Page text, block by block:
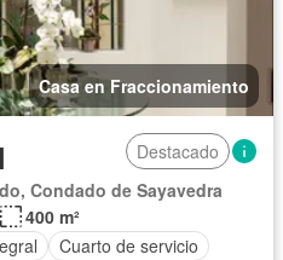
Casa en Fraccionamiento
Destacado
Condado de Sayavedra
400 m²
Cuarto de servicio